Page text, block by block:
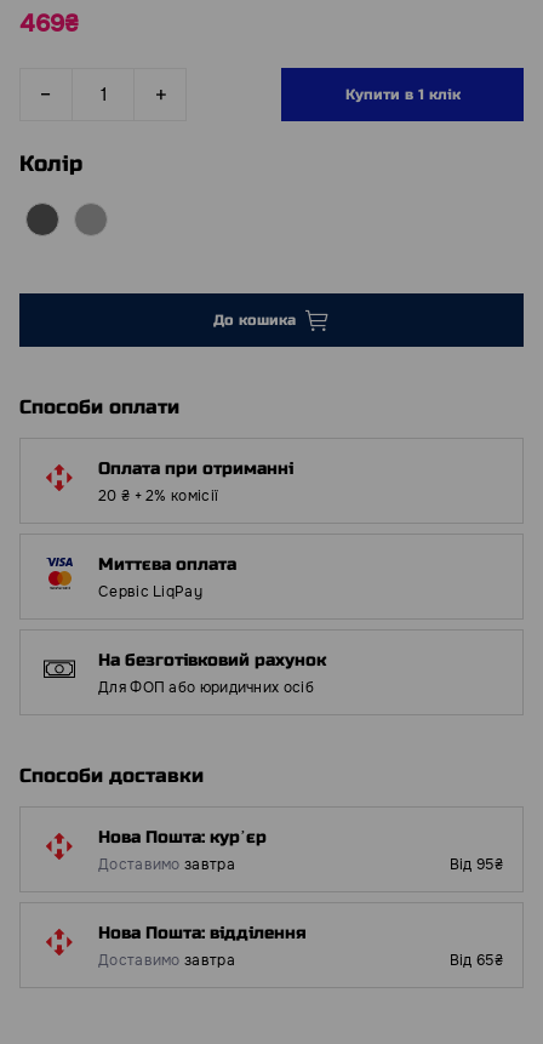
469₴
Купити в 1 клік
Колір
До кошика
Способи оплати
Оплата при отриманні
20 ₴ + 2% комісії
Миттєва оплата
Сервіс LiqPay
На безготівковий рахунок
Для ФОП або юридичних осіб
Способи доставки
Нова Пошта: курʼєр
Доставимо завтра Від 95₴
Нова Пошта: відділення
Доставимо завтра Від 65₴